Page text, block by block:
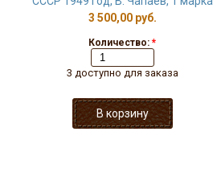
3 500,00 руб.
Количество: *
3 доступно для заказа